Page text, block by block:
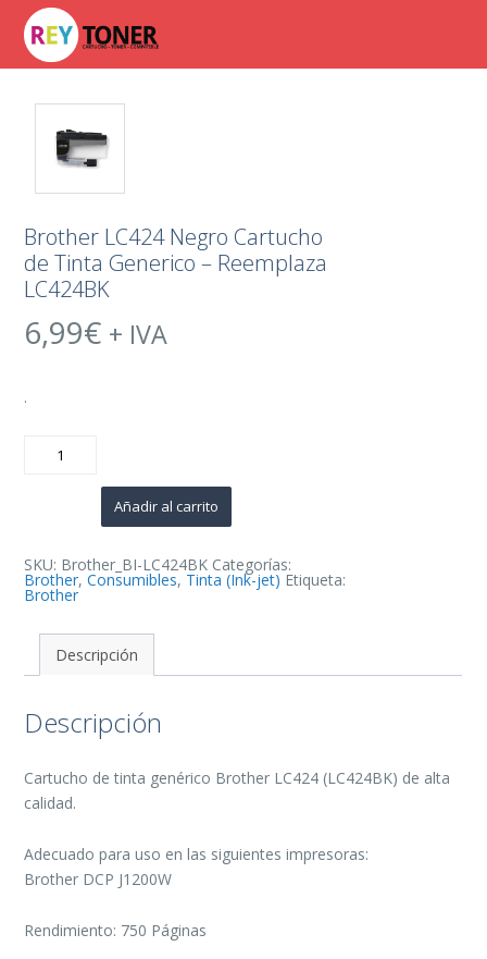
Brother LC424 Negro Cartucho
de Tinta Generico – Reemplaza
LC424BK
6,99€ + IVA
.
LC424
Reemplaza
LC424BK
cantidad
Añadir al carrito
SKU: Brother_BI-LC424BK Categorías:
Brother,Consumibles, Tinta (Ink-jet) Etiqueta:
Brother
Descripción
Descripción
Cartucho de tinta genérico Brother LC424 (LC424BK) de alta
calidad.
Adecuado para uso en las siguientes impresoras:
Brother DCP J1200W
Rendimiento: 750 Páginas